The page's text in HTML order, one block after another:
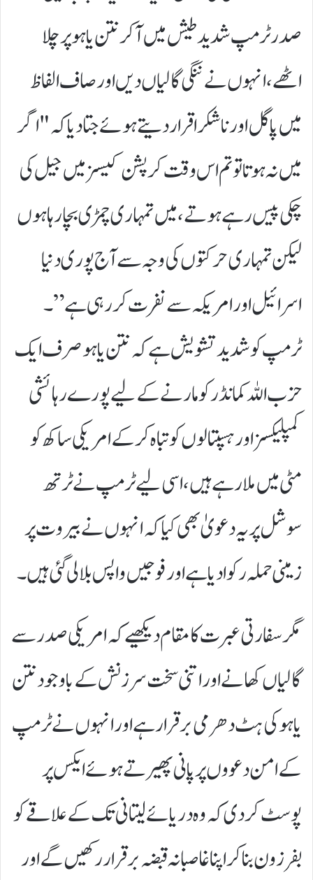
صدر ٹرمپ شدید طیش میں آ کر نتن یاہو پر چلا
اٹھے، انہوں نے ننگی گالیاں دیں اور صاف الفاظ
میں پاگل اور ناشکرا قرار دیتے ہوئے جتا دیا کہ "اگر
میں نہ ہوتا تو تم اس وقت کرپشن کیسز میں جیل کی
چکی پیس رہے ہوتے، میں تمہاری چمڑی بچا رہا ہوں
لیکن تمہاری حرکتوں کی وجہ سے آج پوری دنیا
اسرائیل اور امریکہ سے نفرت کر رہی ہے”۔
ٹرمپ کو شدید تشویش ہے کہ نتن یاہو صرف ایک
حزب اللہ کمانڈر کو مارنے کے لیے پورے رہائشی
کمپلیکسز اور ہسپتالوں کو تباہ کر کے امریکی ساکھ کو
مٹی میں ملا رہے ہیں، اسی لیے ٹرمپ نے ٹرتھ
سوشل پر یہ دعویٰ بھی کیا کہ انہوں نے بیروت پر
زمینی حملہ رکوا دیا ہے اور فوجیں واپس بلا لی گئی ہیں۔
​مگر سفارتی عبرت کا مقام دیکھیے کہ امریکی صدر سے
گالیاں کھانے اور اتنی سخت سرزنش کے باوجود نتن
یاہو کی ہٹ دھرمی برقرار ہے اور انہوں نے ٹرمپ
کے امن دعووں پر پانی پھیرتے ہوئے ایکس پر
پوسٹ کر دی کہ وہ دریائے لیتانی تک کے علاقے کو
بفر زون بنا کر اپنا غاصبانہ قبضہ برقرار رکھیں گے اور